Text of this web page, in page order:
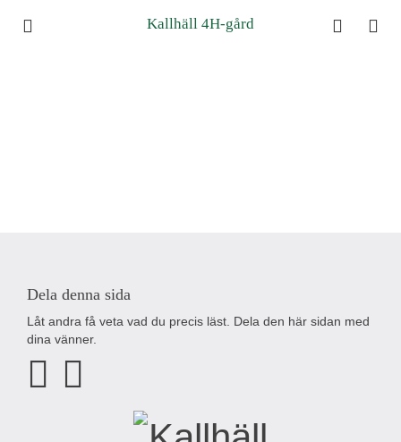
Kallhäll 4H-gård
Dela denna sida
Låt andra få veta vad du precis läst. Dela den här sidan med
dina vänner.